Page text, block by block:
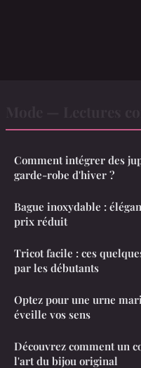
Comment intégrer des
garde-robe d'hiver ?
Bague inoxydable :
prix réduit
Tricot facile : ces
par les débutants
Optez pour une urne
éveille vos sens
Découvrez comment un
l'art du bijou original